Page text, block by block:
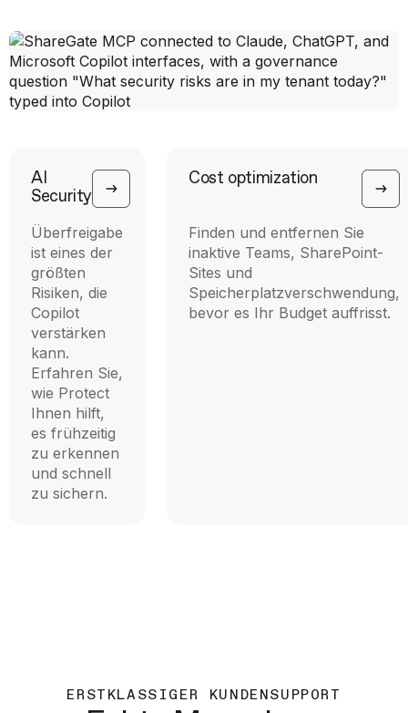
AI
Security
Überfreigabe
ist eines der
größten
Risiken, die
Copilot
verstärken
kann.
Erfahren Sie,
wie Protect
Ihnen hilft,
es frühzeitig
zu erkennen
und schnell
zu sichern.
Cost optimization
Finden und entfernen Sie
inaktive Teams, SharePoint-
Sites und
Speicherplatzverschwendung,
bevor es Ihr Budget auffrisst.
ERSTKLASSIGER KUNDENSUPPORT